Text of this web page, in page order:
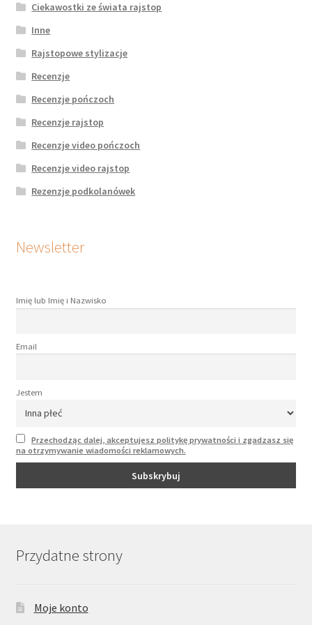
Ciekawostki ze świata rajstop
Inne
Rajstopowe stylizacje
Recenzje
Recenzje pończoch
Recenzje rajstop
Recenzje video pończoch
Recenzje video rajstop
Rezenzje podkolanówek
Newsletter
Imię lub Imię i Nazwisko
Email
Jestem
Przechodząc dalej, akceptujesz politykę prywatności i zgadzasz się
na otrzymywanie wiadomości reklamowych.
Przydatne strony
Moje konto